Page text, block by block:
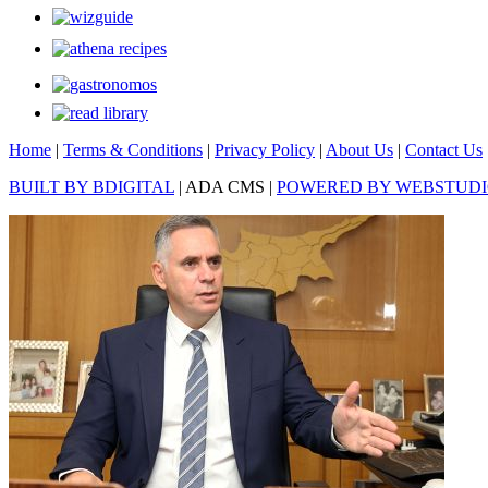
Home | Terms & Conditions | Privacy Policy | About Us | Contact Us
BUILT BY BDIGITAL | ADA CMS | POWERED BY